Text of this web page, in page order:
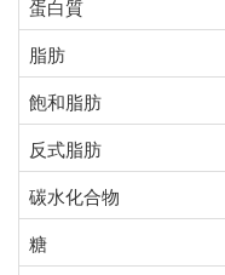
蛋白質
脂肪
飽和脂肪
反式脂肪
碳水化合物
糖